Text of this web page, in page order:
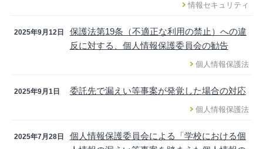
情報セキュリティ
2025年9月12日
保護法第19条（不適正な利用の禁止）への違
反に対する、個人情報保護委員会の勧告
個人情報保護法
2025年9月1日 委託先で漏えい等事案が発覚した場合の対応
個人情報保護法
2025年7月28日
個人情報保護委員会による「学校における個